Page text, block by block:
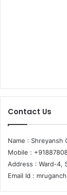
Contact Us
Name : Shreyansh
Mobile :
Address : Ward-4,
Email Id :